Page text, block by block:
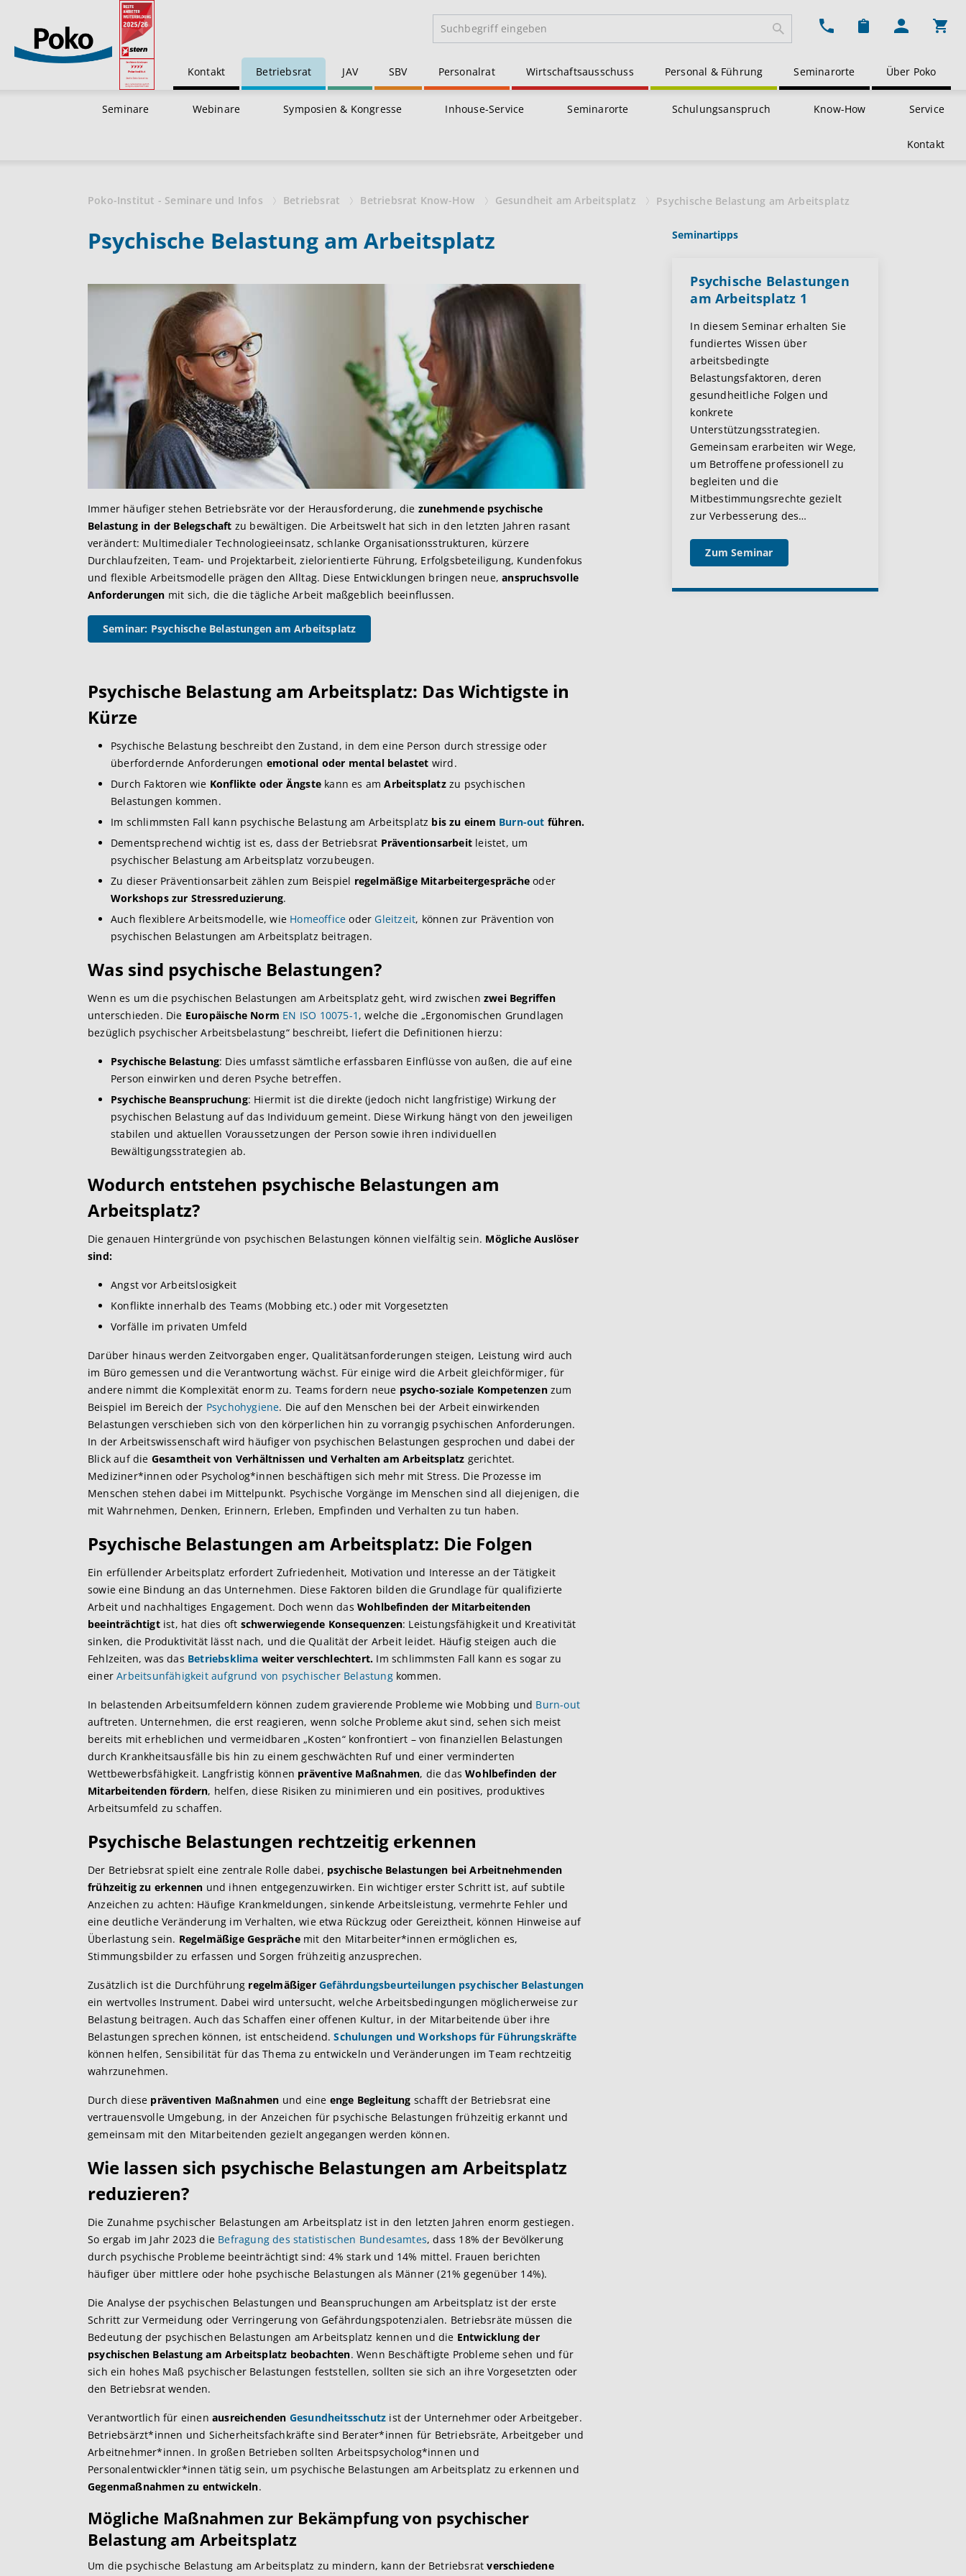
Kontakt Betriebsrat JAV SBV Personalrat Wirtschaftsausschuss Personal & Führung Seminarorte Über Poko
Seminare Webinare Symposien & Kongresse Inhouse-Service Seminarorte Schulungsanspruch Know-How Service
Kontakt
Poko-Institut - Seminare und Infos Betriebsrat Betriebsrat Know-How Gesundheit am Arbeitsplatz Psychische Belastung am Arbeitsplatz
Psychische Belastung am Arbeitsplatz
Immer häufiger stehen Betriebsräte vor der Herausforderung, die zunehmende psychische
Belastung in der Belegschaft zu bewältigen. Die Arbeitswelt hat sich in den letzten Jahren rasant
verändert: Multimedialer Technologieeinsatz, schlanke Organisationsstrukturen, kürzere
Durchlaufzeiten, Team- und Projektarbeit, zielorientierte Führung, Erfolgsbeteiligung, Kundenfokus
und flexible Arbeitsmodelle prägen den Alltag. Diese Entwicklungen bringen neue,anspruchsvolle
Anforderungen mit sich, die die tägliche Arbeit maßgeblich beeinflussen.
Seminar: Psychische Belastungen am Arbeitsplatz
Psychische Belastung am Arbeitsplatz: Das Wichtigste in
Kürze
Psychische Belastung beschreibt den Zustand, in dem eine Person durch stressige oder
überfordernde Anforderungen emotional oder mental belastet wird.
Durch Faktoren wie Konflikte oder Ängste kann es amArbeitsplatzzu psychischen
Belastungen kommen.
Im schlimmsten Fall kann psychische Belastung am Arbeitsplatz bis zu einem Burn-out führen.
Dementsprechend wichtig ist es, dass der Betriebsrat Präventionsarbeit leistet, um
psychischer Belastung am Arbeitsplatz vorzubeugen.
Zu dieser Präventionsarbeit zählen zum Beispiel regelmäßige Mitarbeitergespräche oder
Workshops zur Stressreduzierung.
Auch flexiblere Arbeitsmodelle, wie Homeoffice oder Gleitzeit, können zur Prävention von
psychischen Belastungen am Arbeitsplatz beitragen.
Was sind psychische Belastungen?
Wenn es um die psychischen Belastungen am Arbeitsplatz geht, wird zwischen zwei Begriffen
unterschieden. Die Europäische Norm EN ISO 10075-1 , welche die „Ergonomischen Grundlagen
bezüglich psychischer Arbeitsbelastung“ beschreibt, liefert die Definitionen hierzu:
Psychische Belastung: Dies umfasst sämtliche erfassbaren Einflüsse von außen, die auf eine
Person einwirken und deren Psyche betreffen.
Psychische Beanspruchung: Hiermit ist die direkte (jedoch nicht langfristige) Wirkung der
psychischen Belastung auf das Individuum gemeint. Diese Wirkung hängt von den jeweiligen
stabilen und aktuellen Voraussetzungen der Person sowie ihren individuellen
Bewältigungsstrategien ab.
Wodurch entstehen psychische Belastungen am
Arbeitsplatz?
Die genauen Hintergründe von psychischen Belastungen können vielfältig sein. Mögliche Auslöser
sind:
Angst vor Arbeitslosigkeit
Konflikte innerhalb des Teams (Mobbing etc.) oder mit Vorgesetzten
Vorfälle im privaten Umfeld
Darüber hinaus werden Zeitvorgaben enger, Qualitätsanforderungen steigen, Leistung wird auch
im Büro gemessen und die Verantwortung wächst. Für einige wird die Arbeit gleichförmiger, für
andere nimmt die Komplexität enorm zu. Teams fordern neue psycho-soziale Kompetenzenzum
Beispiel im Bereich der Psychohygiene. Die auf den Menschen bei der Arbeit einwirkenden
Belastungen verschieben sich von den körperlichen hin zu vorrangig psychischen Anforderungen.
In der Arbeitswissenschaft wird häufiger von psychischen Belastungen gesprochen und dabei der
Blick auf die Gesamtheit von Verhältnissen und Verhalten am Arbeitsplatz gerichtet.
Mediziner*innen oder Psycholog*innen beschäftigen sich mehr mit Stress. Die Prozesse im
Menschen stehen dabei im Mittelpunkt. Psychische Vorgänge im Menschen sind all diejenigen, die
mit Wahrnehmen, Denken, Erinnern, Erleben, Empfinden und Verhalten zu tun haben.
Psychische Belastungen am Arbeitsplatz: Die Folgen
Ein erfüllender Arbeitsplatz erfordert Zufriedenheit, Motivation und Interesse an der Tätigkeit
sowie eine Bindung an das Unternehmen. Diese Faktoren bilden die Grundlage für qualifizierte
Arbeit und nachhaltiges Engagement. Doch wenn dasWohlbefinden der Mitarbeitenden
beeinträchtigtist, hat dies oft schwerwiegende Konsequenzen: Leistungsfähigkeit und Kreativität
sinken, die Produktivität lässt nach, und die Qualität der Arbeit leidet. Häufig steigen auch die
Fehlzeiten, was das Betriebsklima weiter verschlechtert. Im schlimmsten Fall kann es sogar zu
einerArbeitsunfähigkeit aufgrund von psychischer Belastungkommen.
In belastenden Arbeitsumfeldern können zudem gravierende Probleme wie Mobbing und Burn-out
auftreten. Unternehmen, die erst reagieren, wenn solche Probleme akut sind, sehen sich meist
bereits mit erheblichen und vermeidbaren „Kosten“ konfrontiert – von finanziellen Belastungen
durch Krankheitsausfälle bis hin zu einem geschwächten Ruf und einer verminderten
Wettbewerbsfähigkeit. Langfristig können präventive Maßnahmen, die dasWohlbefinden der
Mitarbeitenden fördern, helfen, diese Risiken zu minimieren und ein positives, produktives
Arbeitsumfeld zu schaffen.
Psychische Belastungen rechtzeitig erkennen
Der Betriebsrat spielt eine zentrale Rolle dabei, psychische Belastungen bei Arbeitnehmenden
frühzeitig zu erkennen und ihnen entgegenzuwirken. Ein wichtiger erster Schritt ist, auf subtile
Anzeichen zu achten: Häufige Krankmeldungen, sinkende Arbeitsleistung, vermehrte Fehler und
eine deutliche Veränderung im Verhalten, wie etwa Rückzug oder Gereiztheit, können Hinweise auf
Überlastung sein. Regelmäßige Gesprächemit den Mitarbeiter*innen ermöglichen es,
Stimmungsbilder zu erfassen und Sorgen frühzeitig anzusprechen.
Zusätzlich ist die Durchführung regelmäßigerGefährdungsbeurteilungen psychischer Belastungen
ein wertvolles Instrument. Dabei wird untersucht, welche Arbeitsbedingungen möglicherweise zur
Belastung beitragen. Auch das Schaffen einer offenen Kultur, in der Mitarbeitende über ihre
Belastungen sprechen können, ist entscheidend.Schulungen und Workshops für Führungskräfte
können helfen, Sensibilität für das Thema zu entwickeln und Veränderungen im Team rechtzeitig
wahrzunehmen.
Durch diese präventiven Maßnahmen und eine enge Begleitung schafft der Betriebsrat eine
vertrauensvolle Umgebung, in der Anzeichen für psychische Belastungen frühzeitig erkannt und
gemeinsam mit den Mitarbeitenden gezielt angegangen werden können.
Wie lassen sich psychische Belastungen am Arbeitsplatz
reduzieren?
Die Zunahme psychischer Belastungen am Arbeitsplatz ist in den letzten Jahren enorm gestiegen.
So ergab im Jahr 2023 die Befragung des statistischen Bundesamtes, dass 18% der Bevölkerung
durch psychische Probleme beeinträchtigt sind: 4% stark und 14% mittel. Frauen berichten
häufiger über mittlere oder hohe psychische Belastungen als Männer (21% gegenüber 14%).
Die Analyse der psychischen Belastungen und Beanspruchungen am Arbeitsplatz ist der erste
Schritt zur Vermeidung oder Verringerung von Gefährdungspotenzialen. Betriebsräte müssen die
Bedeutung der psychischen Belastungen am Arbeitsplatz kennen und die Entwicklung der
psychischen Belastung am Arbeitsplatz beobachten. Wenn Beschäftigte Probleme sehen und für
sich ein hohes Maß psychischer Belastungen feststellen, sollten sie sich an ihre Vorgesetzten oder
den Betriebsrat wenden.
Verantwortlich für einen ausreichenden Gesundheitsschutz ist der Unternehmer oder Arbeitgeber.
Betriebsärzt*innen und Sicherheitsfachkräfte sind Berater*innen für Betriebsräte, Arbeitgeber und
Arbeitnehmer*innen. In großen Betrieben sollten Arbeitspsycholog*innen und
Personalentwickler*innen tätig sein, um psychische Belastungen am Arbeitsplatz zu erkennen und
Gegenmaßnahmen zu entwickeln.
Mögliche Maßnahmen zur Bekämpfung von psychischer
Belastung am Arbeitsplatz
Um die psychische Belastung am Arbeitsplatz zu mindern, kann der Betriebsratverschiedene
Seminartipps
Psychische Belastungen
am Arbeitsplatz 1
In diesem Seminar erhalten Sie
fundiertes Wissen über
arbeitsbedingte
Belastungsfaktoren, deren
gesundheitliche Folgen und
konkrete
Unterstützungsstrategien.
Gemeinsam erarbeiten wir Wege,
um Betroffene professionell zu
begleiten und die
Mitbestimmungsrechte gezielt
zur Verbesserung des…
Zum Seminar